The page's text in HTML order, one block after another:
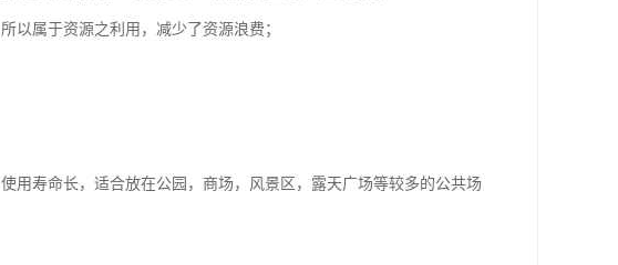
以属于资源之利用，减少了资源浪费；
用寿命长，适合放在公园，商场，风景区，露天广场等较多的公共场